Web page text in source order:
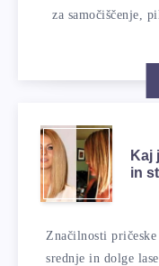
za samočiščenje,
Kaj
in
Značilnosti
srednje in dolge